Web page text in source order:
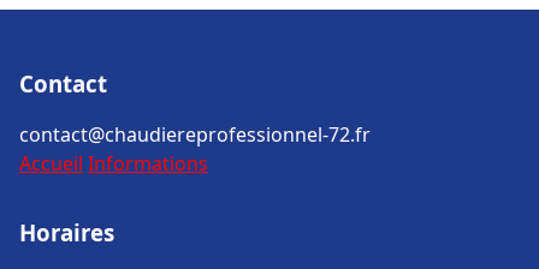
Contact
contact@chaudiereprofessionnel-72.fr
Accueil Informations
Horaires